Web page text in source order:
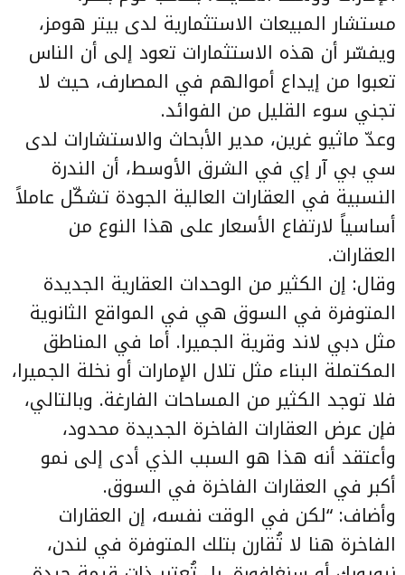
مستشار المبيعات الاستثمارية لدى بيتر هومز،
ويفسّر أن هذه الاستثمارات تعود إلى أن الناس
تعبوا من إيداع أموالهم في المصارف، حيث لا
تجني سوء القليل من الفوائد.
وعدّ ماثيو غرين، مدير الأبحاث والاستشارات لدى
سي بي آر إي في الشرق الأوسط، أن الندرة
النسبية في العقارات العالية الجودة تشكّل عاملاً
أساسياً لارتفاع الأسعار على هذا النوع من
العقارات.
وقال: إن الكثير من الوحدات العقارية الجديدة
المتوفرة في السوق هي في المواقع الثانوية
مثل دبي لاند وقرية الجميرا. أما في المناطق
المكتملة البناء مثل تلال الإمارات أو نخلة الجميرا،
فلا توجد الكثير من المساحات الفارغة. وبالتالي،
فإن عرض العقارات الفاخرة الجديدة محدود،
وأعتقد أنه هذا هو السبب الذي أدى إلى نمو
أكبر في العقارات الفاخرة في السوق.
وأضاف: “لكن في الوقت نفسه، إن العقارات
الفاخرة هنا لا تُقارن بتلك المتوفرة في لندن،